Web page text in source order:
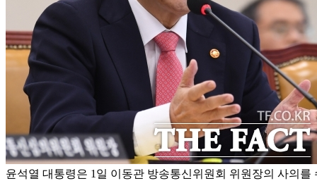
윤석열 대통령은 1일 이동관 방송통신위원회 위원장의 사의를